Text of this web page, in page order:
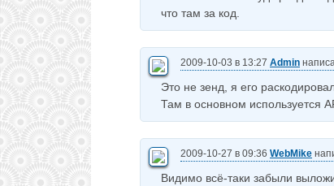
что там за код.
2009-10-03 в 13:27 Admin
Это не зенд, я его
Там в основном используется
2009-10-27 в 09:36 WebMike
Видимо всё-таки забыли